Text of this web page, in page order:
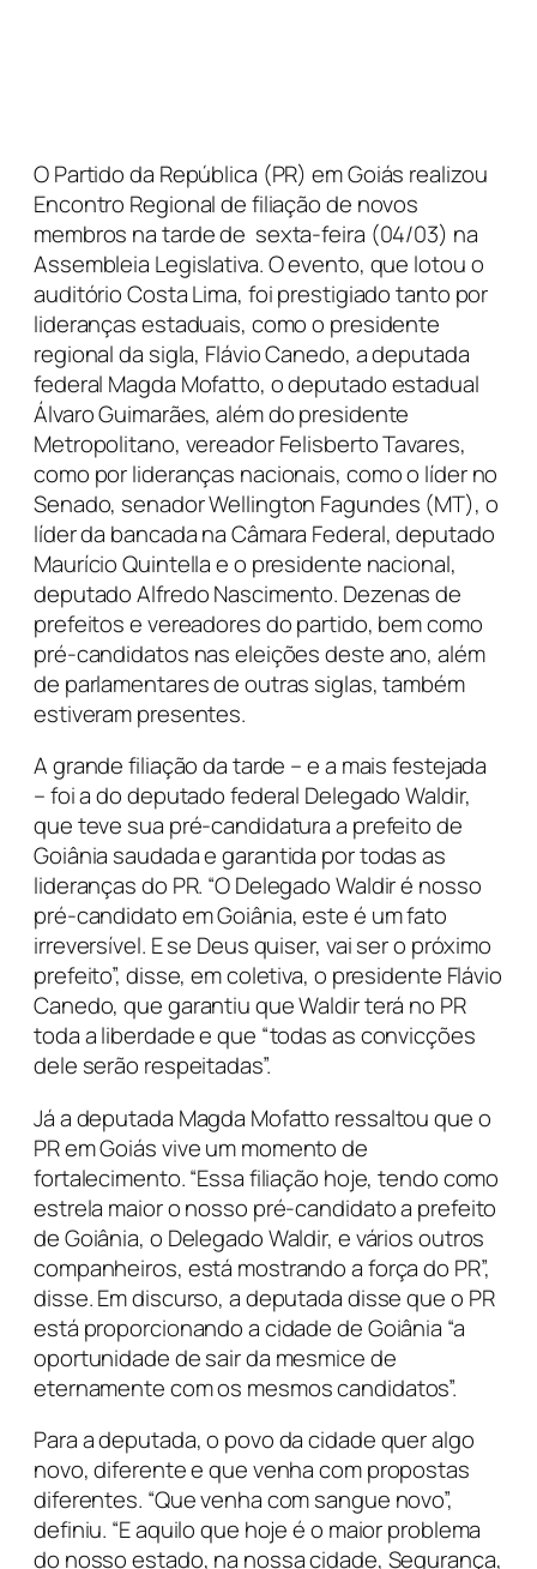
O Partido da República (PR) em Goiás realizou
Encontro Regional de filiação de novos
membros na tarde de sexta-feira (04/03) na
Assembleia Legislativa. O evento, que lotou o
auditório Costa Lima, foi prestigiado tanto por
lideranças estaduais, como o presidente
regional da sigla, Flávio Canedo, a deputada
federal Magda Mofatto, o deputado estadual
Álvaro Guimarães, além do presidente
Metropolitano, vereador Felisberto Tavares,
como por lideranças nacionais, como o líder no
Senado, senador Wellington Fagundes (MT), o
líder da bancada na Câmara Federal, deputado
Maurício Quintella e o presidente nacional,
deputado Alfredo Nascimento. Dezenas de
prefeitos e vereadores do partido, bem como
pré-candidatos nas eleições deste ano, além
de parlamentares de outras siglas, também
estiveram presentes.
A grande filiação da tarde – e a mais festejada
– foi a do deputado federal Delegado Waldir,
que teve sua pré-candidatura a prefeito de
Goiânia saudada e garantida por todas as
lideranças do PR. “O Delegado Waldir é nosso
pré-candidato em Goiânia, este é um fato
irreversível. E se Deus quiser, vai ser o próximo
prefeito”, disse, em coletiva, o presidente Flávio
Canedo, que garantiu que Waldir terá no PR
toda a liberdade e que “todas as convicções
dele serão respeitadas”.
Já a deputada Magda Mofatto ressaltou que o
PR em Goiás vive um momento de
fortalecimento. “Essa filiação hoje, tendo como
estrela maior o nosso pré-candidato a prefeito
de Goiânia, o Delegado Waldir, e vários outros
companheiros, está mostrando a força do PR”,
disse. Em discurso, a deputada disse que o PR
está proporcionando a cidade de Goiânia “a
oportunidade de sair da mesmice de
eternamente com os mesmos candidatos”.
Para a deputada, o povo da cidade quer algo
novo, diferente e que venha com propostas
diferentes. “Que venha com sangue novo”,
definiu. “E aquilo que hoje é o maior problema
do nosso estado, na nossa cidade, Segurança,